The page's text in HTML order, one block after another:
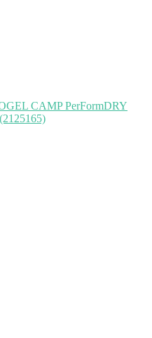
CAMP PerFormDRY